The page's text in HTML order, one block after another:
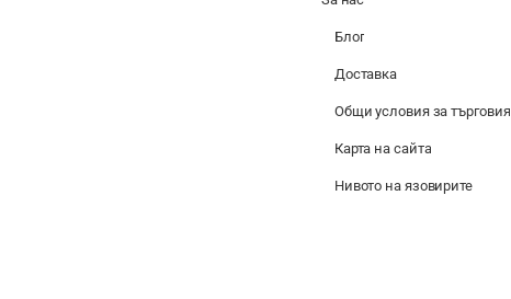
Блог
Доставка
Общи условия за търговия
Карта на сайта
Нивото на язовирите